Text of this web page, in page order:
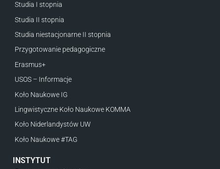
Studia I stopnia
Studia II stopnia
Studia niestacjonarne II stopnia
Przygotowanie pedagogiczne
Erasmus+
USOS – Informacje
Koło Naukowe IG
Lingwistyczne Koło Naukowe KOMMA
Koło Niderlandystów UW
Koło Naukowe #TAG
INSTYTUT